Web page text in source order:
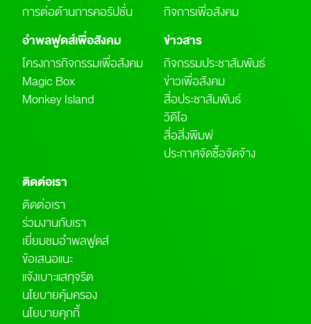
การต่อต้านการคอรัปชั่น
กิจการเพื่อสังคม
อำพลฟูดส์เพื่อสังคม
โครงการกิจกรรมเพื่อสังคม
Magic Box
Monkey Island
ข่าวสาร
กิจกรรมประชาสัมพันธ์
ข่าวเพื่อสังคม
สื่อประชาสัมพันธ์
วิดีโอ
สื่อสิ่งพิมพ์
ประกาศจัดซื้อจัดจ้าง
ติดต่อเรา
ติดต่อเรา
ร่วมงานกับเรา
เยี่ยมชมอำพลฟูดส์
ข้อเสนอแนะ
แจ้งเบาะแสทุจริต
นโยบายคุ้มครอง
นโยบายคุกกี้